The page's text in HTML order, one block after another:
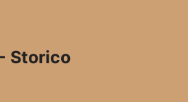
Storico